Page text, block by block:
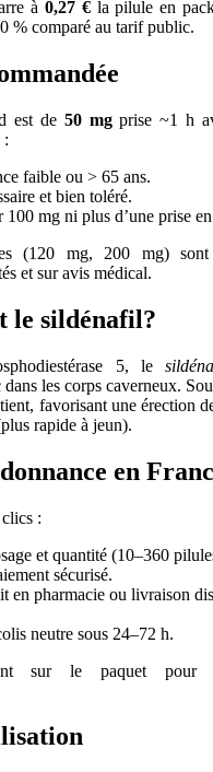
à 0,27 €la pilule en
% comparé au tarif public.
est de 50 mgprise ~1 h
:
faible ou > 65 ans.
et bien toléré.
100 mg ni plus d’une prise
(120 mg, 200 mg) sont
et sur avis médical.
le sildénafil?
5, le
les corps caverneux.
favorisant une érection
rapide à jeun).
en
:
et quantité (10–360
sécurisé.
en pharmacie ou livraison
neutre sous 24–72 h.
sur le paquet pour